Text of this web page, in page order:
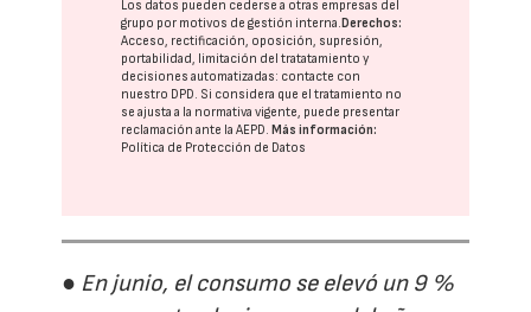
Los datos pueden cederse a otras empresas del
grupo por motivos de gestión interna. Derechos:
Acceso, rectificación, oposición, supresión,
portabilidad, limitación del tratatamiento y
decisiones automatizadas: contacte con
nuestro DPD. Si considera que el tratamiento no
se ajusta a la normativa vigente, puede presentar
reclamación ante laAEPD. Más información:
Política de Protección de Datos
● En junio, el consumo se elevó un 9 %